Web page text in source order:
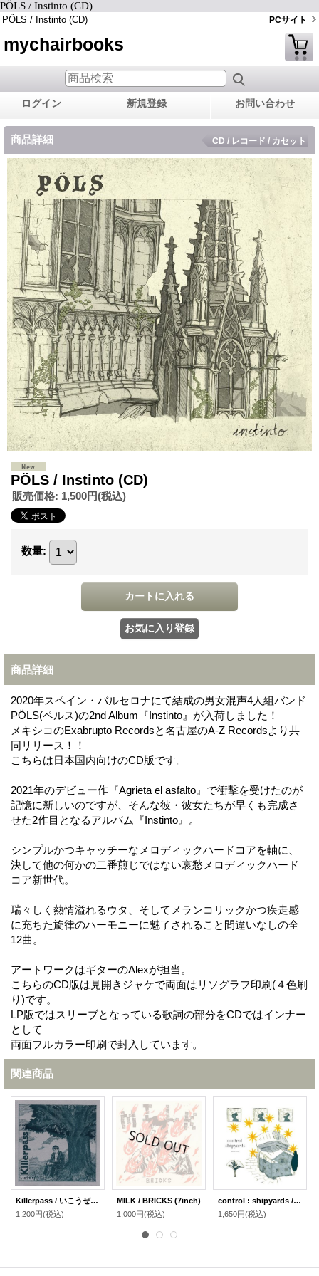
PÖLS‪ / Instinto (CD)
PÖLS‪ / Instinto (CD) PCサイト
mychairbooks
ログイン 新規登録 お問い合わせ
商品詳細 CD / レコード / カセット
PÖLS‪ / Instinto (CD)
販売価格: 1,500円(税込)
数量:
商品詳細
2020年スペイン・バルセロナにて結成の男女混声4人組バンド
PÖLS(ペルス)の2nd Album『Instinto』が入荷しました！
メキシコのExabrupto Recordsと名古屋のA-Z Recordsより共
同リリース！！
こちらは日本国内向けのCD版です。
2021年のデビュー作『Agrieta el asfalto』で衝撃を受けたのが
記憶に新しいのですが、そんな彼・彼女たちが早くも完成さ
せた2作目となるアルバム『Instinto』。
シンプルかつキャッチーなメロディックハードコアを軸に、
決して他の何かの二番煎じではない哀愁メロディックハード
コア新世代。
瑞々しく熱情溢れるウタ、そしてメランコリックかつ疾走感
に充ちた旋律のハーモニーに魅了されること間違いなしの全
12曲。
アートワークはギターのAlexが担当。
こちらのCD版は見開きジャケで両面はリソグラフ印刷(４色刷
り)です。
LP版ではスリーブとなっている歌詞の部分をCDではインナー
として
両面フルカラー印刷で封入しています。
関連商品
Killerpass / いこうぜep (7inch)
1,200円(税込)
MILK / BRICKS (7inch)
1,000円(税込)
control : shipyards / split (7inch＋DLコード)
1,650円(税込)